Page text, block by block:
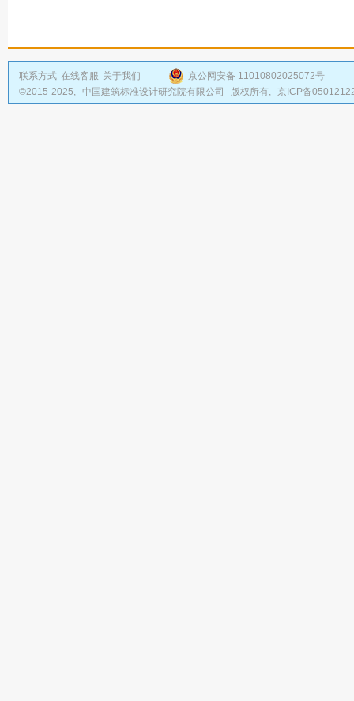
联系方式 在线客服 关于我们
京公网安备 11010802025072号
©2015-2025, 中国建筑标准设计研究院有限公司 版权所有, 京ICP备